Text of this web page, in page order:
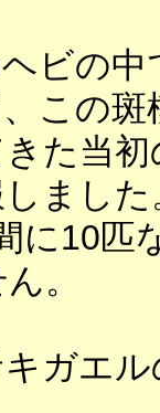
ビの
この斑
た当
ました
に10匹
。
ガエ